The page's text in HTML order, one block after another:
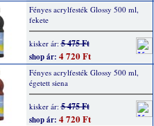
Fényes acrylfesték Glossy 500 ml,
fekete
kisker ár:5 475 Ft
shop ár: 4 720 Ft
Fényes acrylfesték Glossy 500 ml,
égetett siena
kisker ár:5 475 Ft
shop ár: 4 720 Ft